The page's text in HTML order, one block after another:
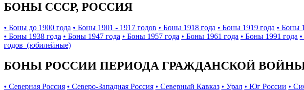
БОНЫ СССР, РОССИЯ
• Боны до 1900 года • Боны 1901 - 1917 годов • Боны 1918 года • Боны 1919 года • Боны
• Боны 1938 года • Боны 1947 года • Боны 1957 года • Боны 1961 года • Боны 1991 года
годов (юбилейные)
БОНЫ РОССИИ ПЕРИОДА ГРАЖДАНСКОЙ ВОЙНЫ
• Северная Россия • Северо-Западная Россия • Северный Кавказ • Урал • Юг России •